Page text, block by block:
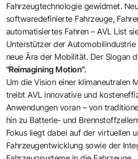
Fahrzeugtechnologie gewidmet.
softwaredefinierte Fahrzeuge,
automatisiertes Fahren – AVL List
Unterstützer der
neue Ära der Mobilität. Der Slogan
"Reimagining Motion".
Um die Vision einer klimaneutralen
treibt AVL innovative und
Anwendungen voran – von
hin zu Batterie- und
Fokus liegt dabei auf der virtuellen
Fahrzeugentwicklung sowie der